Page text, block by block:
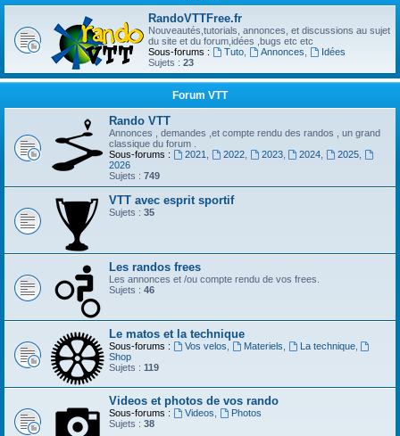
RandoVTTFree.fr
Nouveautés,tutorials, annonces, et discussions au sujet
du site et du forum,idées ,bugs etc etc
Sous-forums :
Tuto, Annonces
Idées
Sujets : 23
Forum VTT
Rando VTT
Annonces , demandes ,et compte rendu des randos , un grand
classique du forum .
Sous-forums :
2021 2022, 2023, 2024 2025
2026
Sujets : 749
VTT avec esprit sportif
Sujets : 35
Les randos frees
Les annonces et /ou compte rendu de vos frees.
Sujets : 46
Le matos et la technique
Sous-forums : Vos velos Materiels La technique,
Shop
Sujets : 119
Videos et photos de vos rando
Sous-forums : Videos
Photos
Sujets : 38